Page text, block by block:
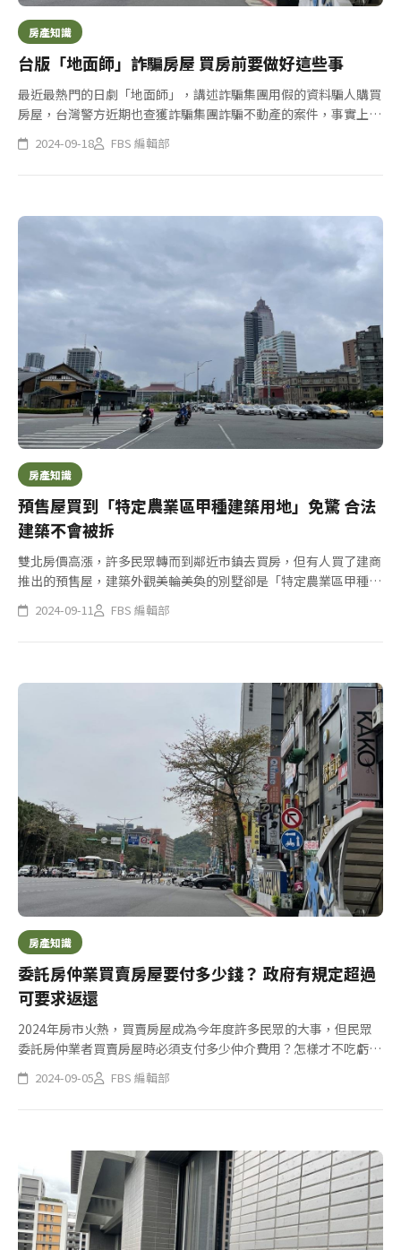
房產知識
台版「地面師」詐騙房屋 買房前要做好這些事
最近最熱門的日劇「地面師」，講述詐騙集團用假的資料騙人購買
房屋，台灣警方近期也查獲詐騙集團詐騙不動產的案件，事實上民
眾買賣房屋，除了可以委任地政士（代書）外，了解相關的買賣房
屋流程，也是確保自己的權利，避免遭「地面師」詐欺。
2024-09-18 FBS 編輯部
房產知識
預售屋買到「特定農業區甲種建築用地」免驚 合法
建築不會被拆
雙北房價高漲，許多民眾轉而到鄰近市鎮去買房，但有人買了建商
推出的預售屋，建築外觀美輪美奐的別墅卻是「特定農業區甲種建
築用地」，因此憂心未來買房後是否可能遭拆除，事實上，只要符
合法規規定的建蔽率及容積率，這樣的預售屋建築完全合法，並有
2024-09-11 FBS 編輯部
房產知識
委託房仲業買賣房屋要付多少錢？ 政府有規定超過
可要求返還
2024年房市火熱，買賣房屋成為今年度許多民眾的大事，但民眾
委託房仲業者買賣房屋時必須支付多少仲介費用？怎樣才不吃虧？
除了選擇有執照的房仲業者外，賣房或買房也要先問好仲介費用，
依內政部的規定檢視契約內容，才不會買賣房屋衍生相關紛爭及訴
2024-09-05 FBS 編輯部